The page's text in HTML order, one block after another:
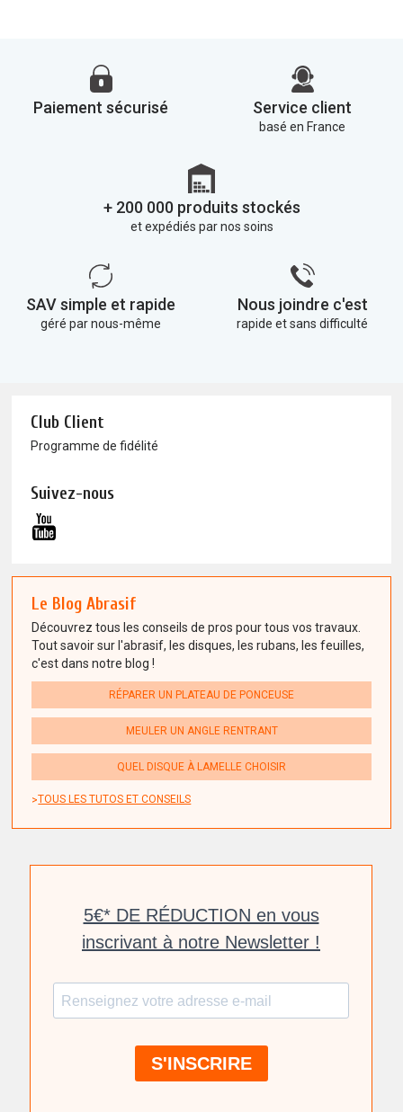
Paiement sécurisé Service client
basé en France
+ 200 000 produits stockés
et expédiés par nos soins
SAV simple et rapide
géré par nous-même
Nous joindre c'est
rapide et sans difficulté
Club Client
Programme de fidélité
Suivez-nous
Le Blog Abrasif
Découvrez tous les conseils de pros pour tous vos travaux.
Tout savoir sur l'abrasif, les disques, les rubans, les feuilles,
c'est dans notre blog !
RÉPARER UN PLATEAU DE PONCEUSE
MEULER UN ANGLE RENTRANT
QUEL DISQUE À LAMELLE CHOISIR
TOUS LES TUTOS ET CONSEILS